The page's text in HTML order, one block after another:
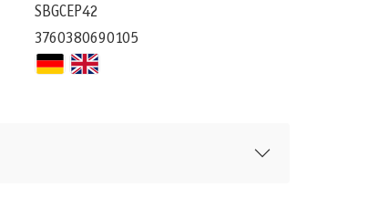
SBGCEP42
3760380690105